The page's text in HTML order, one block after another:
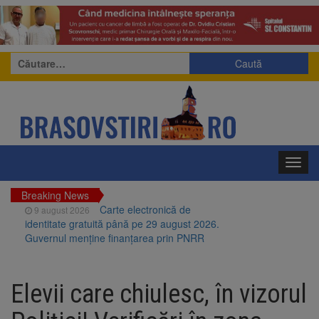
Caută
după:
Breaking News
9 august 2026
Carte electronică de
identitate gratuită până pe 29 august 2026.
Guvernul menține finanțarea prin PNRR
Brașovului vor fi restaurate. Contractul de
finanțare a fost semnat
Elevii care chiulesc, în vizorul